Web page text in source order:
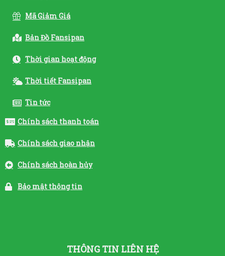
Mã Giảm Giá
Bản Đồ Fansipan
Thời gian hoạt động
Thời tiết Fansipan
Tin tức
Chính sách thanh toán
Chính sách giao nhận
Chính sách hoàn hủy
Bảo mật thông tin
THÔNG TIN LIÊN HỆ